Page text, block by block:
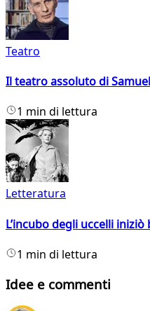
Teatro
Il teatro assoluto di
1 min di lettura
Letteratura
L’incubo degli uccelli
1 min di lettura
Idee e commenti